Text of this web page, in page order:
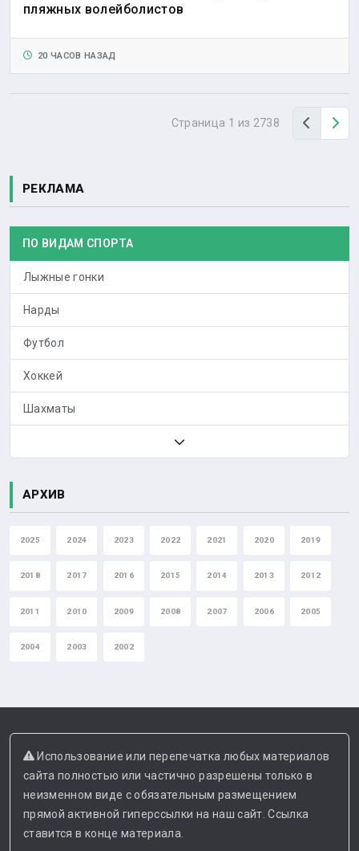
пляжных волейболистов
20 ЧАСОВ НАЗАД
Страница 1 из 2738 Назад
РЕКЛАМА
ПО ВИДАМ СПОРТА
Лыжные гонки
Нарды
Футбол
Хоккей
Шахматы
АРХИВ
2025 2024 2023 2022 2021 2020 2019
2018 2017 2016 2015 2014 2013 2012
2011 2010 2009 2008 2007 2006 2005
2004 2003 2002
Использование или перепечатка любых материалов
сайта полностью или частично разрешены только в
неизменном виде с обязательным размещением
прямой активной гиперссылки на наш сайт. Ссылка
ставится в конце материала.